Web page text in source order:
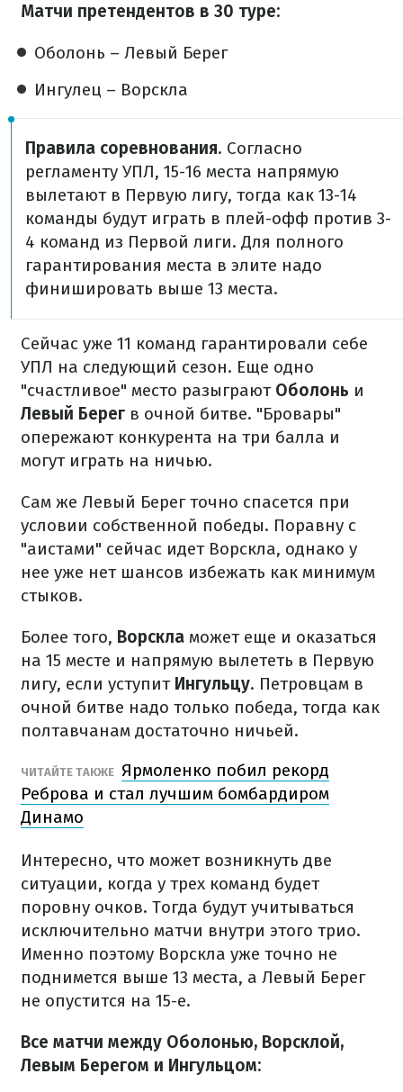
Матчи претендентов в 30 туре:
Оболонь – Левый Берег
Ингулец – Ворскла
Правила соревнования. Согласно
регламенту УПЛ, 15-16 места напрямую
вылетают в Первую лигу, тогда как 13-14
команды будут играть в плей-офф против 3-
4 команд из Первой лиги. Для полного
гарантирования места в элите надо
финишировать выше 13 места.
Сейчас уже 11 команд гарантировали себе
УПЛ на следующий сезон. Еще одно
"счастливое" место разыграют Оболонь и
Левый Берег в очной битве. "Бровары"
опережают конкурента на три балла и
могут играть на ничью.
Сам же Левый Берег точно спасется при
условии собственной победы. Поравну с
"аистами" сейчас идет Ворскла, однако у
нее уже нет шансов избежать как минимум
стыков.
Более того, Ворскла может еще и оказаться
на 15 месте и напрямую вылететь в Первую
лигу, если уступит Ингульцу. Петровцам в
очной битве надо только победа, тогда как
полтавчанам достаточно ничьей.
ЧИТАЙТЕ ТАКЖЕ Ярмоленко побил рекорд
Реброва и стал лучшим бомбардиром
Динамо
Интересно, что может возникнуть две
ситуации, когда у трех команд будет
поровну очков. Тогда будут учитываться
исключительно матчи внутри этого трио.
Именно поэтому Ворскла уже точно не
поднимется выше 13 места, а Левый Берег
не опустится на 15-е.
Все матчи между Оболонью, Ворсклой,
Левым Берегом и Ингульцом: